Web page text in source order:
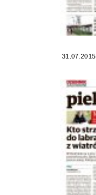
31.07.2015